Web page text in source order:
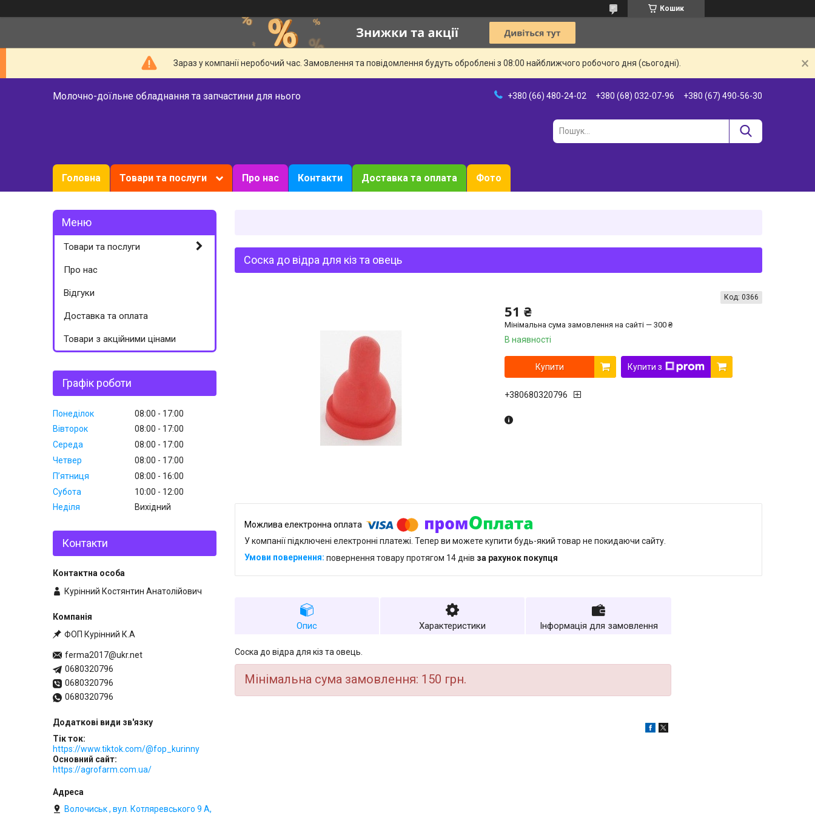
Кошик
Зараз у компанії неробочий час. Замовлення та повідомлення будуть оброблені з 08:00 найближчого робочого дня (сьогодні).
Молочно-доїльне обладнання та запчастини для нього +380 (66) 480-24-02 +380 (68) 032-07-96 +380 (67) 490-56-30
Головна Товари та послуги Про нас Контакти Доставка та оплата Фото
Соска до відра для кіз та овець
51 ₴
Мінімальна сума замовлення на сайті — 300 ₴
В наявності
Код: 0366
Купити Купити з
+380680320796
У компанії підключені електронні платежі. Тепер ви можете купити будь-який товар не покидаючи сайту.
повернення товару протягом 14 днів за рахунок покупця
Опис Характеристики Інформація для замовлення
Соска до відра для кіз та овець.
Мінімальна сума замовлення: 150 грн.
Товари та послуги
Про нас
Відгуки
Доставка та оплата
Товари з акційними цінами
Графік роботи
Понеділок 08:00
17:00
Вівторок
08:00
17:00
Середа
08:00
17:00
Четвер
08:00
17:00
Пʼятниця
08:00
16:00
Субота
10:00
12:00
Неділя
Вихідний
Контакти
Курінний Костянтин Анатолійович
ФОП Курінний К.А
ferma2017@ukr.net
0680320796
0680320796
0680320796
Тік ток
https://www.tiktok.com/@fop_kurinny
Основний сайт
https://agrofarm.com.ua/
Волочиськ , вул. Котляревського 9 А,